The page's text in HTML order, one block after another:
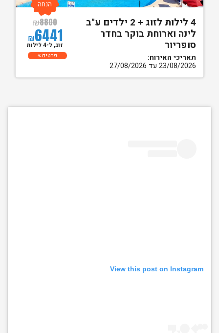
4 לילות לזוג + 2 ילדים ע"ב
לינה וארוחת בוקר בחדר
סופריור
תאריכי האירוח:
23/08/2026 עד 27/08/2026
₪8800
₪6441
הנחה
זוג, ל-4 לילות
פרטים
View this post on Instagram